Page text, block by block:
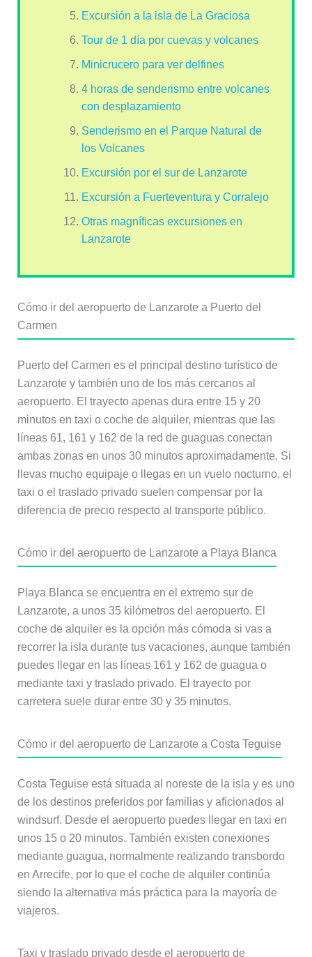
Excursión a la isla de La Graciosa
Tour de 1 día por cuevas y volcanes
Minicrucero para ver delfines
4 horas de senderismo entre volcanes
con desplazamiento
Senderismo en el Parque Natural de
los Volcanes
Excursión por el sur de Lanzarote
Excursión a Fuerteventura y Corralejo
Otras magníficas excursiones en
Lanzarote
Cómo ir del aeropuerto de Lanzarote a Puerto del
Carmen
Puerto del Carmen es el principal destino turístico de
Lanzarote y también uno de los más cercanos al
aeropuerto. El trayecto apenas dura entre 15 y 20
minutos en taxi o coche de alquiler, mientras que las
líneas 61, 161 y 162 de la red de guaguas conectan
ambas zonas en unos 30 minutos aproximadamente. Si
llevas mucho equipaje o llegas en un vuelo nocturno, el
taxi o el traslado privado suelen compensar por la
diferencia de precio respecto al transporte público.
Cómo ir del aeropuerto de Lanzarote a Playa Blanca
Playa Blanca se encuentra en el extremo sur de
Lanzarote, a unos 35 kilómetros del aeropuerto. El
coche de alquiler es la opción más cómoda si vas a
recorrer la isla durante tus vacaciones, aunque también
puedes llegar en las líneas 161 y 162 de guagua o
mediante taxi y traslado privado. El trayecto por
carretera suele durar entre 30 y 35 minutos.
Cómo ir del aeropuerto de Lanzarote a Costa Teguise
Costa Teguise está situada al noreste de la isla y es uno
de los destinos preferidos por familias y aficionados al
windsurf. Desde el aeropuerto puedes llegar en taxi en
unos 15 o 20 minutos. También existen conexiones
mediante guagua, normalmente realizando transbordo
en Arrecife, por lo que el coche de alquiler continúa
siendo la alternativa más práctica para la mayoría de
viajeros.
Taxi y traslado privado desde el aeropuerto de